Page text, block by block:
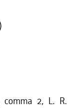
2, L. R.